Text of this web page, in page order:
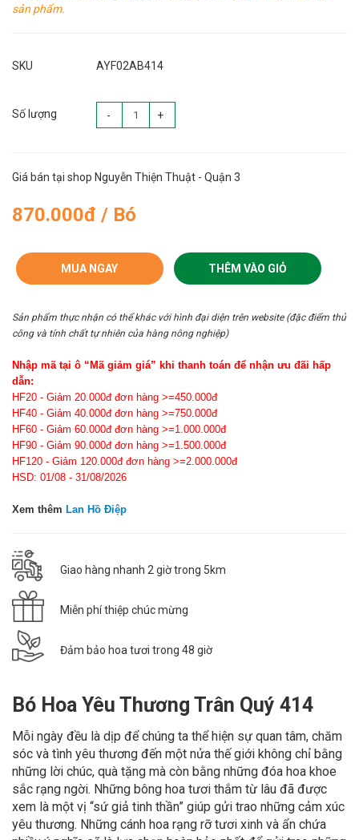
sản phẩm.
SKU AYF02AB414
Số lượng - +
Giá bán tại shop Nguyễn Thiện Thuật - Quận 3
870.000đ / Bó
MUA NGAY THÊM VÀO GIỎ
Sản phẩm thực nhận có thể khác với hình đại diện trên website (đặc điểm thủ
công và tính chất tự nhiên của hàng nông nghiệp)
Nhập mã tại ô “Mã giảm giá” khi thanh toán để nhận ưu đãi hấp
dẫn:
HF20 - Giảm 20.000đ đơn hàng >=450.000đ
HF40 - Giảm 40.000đ đơn hàng >=750.000đ
HF60 - Giảm 60.000đ đơn hàng >=1.000.000đ
HF90 - Giảm 90.000đ đơn hàng >=1.500.000đ
HF120 - Giảm 120.000đ đơn hàng >=2.000.000đ
HSD: 01/08 - 31/08/2026
Xem thêm Lan Hồ Điệp
Giao hàng nhanh 2 giờ trong 5km
Miễn phí thiệp chúc mừng
Đảm bảo hoa tươi trong 48 giờ
Bó Hoa Yêu Thương Trân Quý 414
Mỗi ngày đều là dịp để chúng ta thể hiện sự quan tâm, chăm
sóc và tình yêu thương đến một nửa thế giới không chỉ bằng
những lời chúc, quà tặng mà còn bằng những đóa hoa khoe
sắc rạng ngời. Những bông hoa tươi thắm từ lâu đã được
xem là một vị “sứ giả tinh thần” giúp gửi trao những cảm xúc
yêu thương. Những cánh hoa rạng rỡ tươi xinh và ẩn chứa